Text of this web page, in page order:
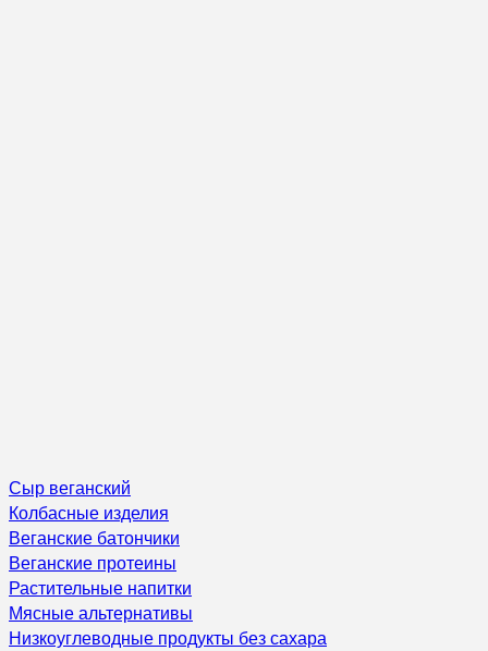
Сыр веганский
Колбасные изделия
Веганские батончики
Веганские протеины
Растительные напитки
Мясные альтернативы
Низкоуглеводные продукты без сахара